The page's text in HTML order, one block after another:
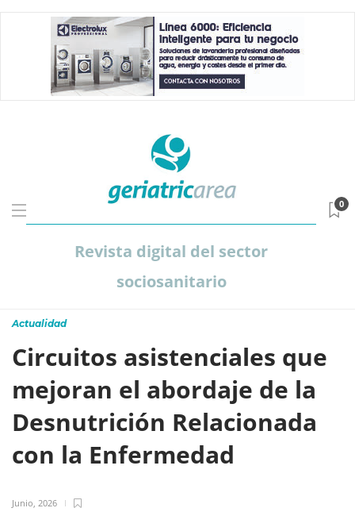
Revista digital del sector
sociosanitario
0
Actualidad
Circuitos asistenciales que
mejoran el abordaje de la
Desnutrición Relacionada
con la Enfermedad
Junio, 2026